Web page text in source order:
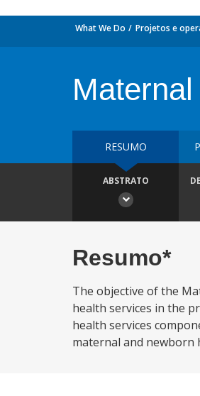
What We Do Projetos e
RESUMO
ABSTRATO
Resumo*
The objective of the
health services in the
health services
maternal and newborn